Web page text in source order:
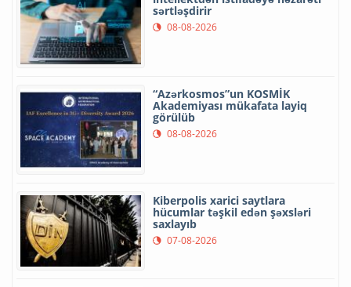
sərtləşdirir
08-08-2026
“Azərkosmos”un KOSMİK
Akademiyası mükafata layiq
görülüb
08-08-2026
Kiberpolis xarici saytlara
hücumlar təşkil edən şəxsləri
saxlayıb
07-08-2026